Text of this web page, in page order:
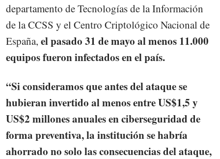
departamento de Tecnologías de la Información
de la CCSS y el Centro Criptológico Nacional de
España, el pasado 31 de mayo al menos 11.000
equipos fueron infectados en el país.
“Si consideramos que antes del ataque se
hubieran invertido al menos entre US$1,5 y
US$2 millones anuales en ciberseguridad de
forma preventiva, la institución se habría
ahorrado no solo las consecuencias del ataque,